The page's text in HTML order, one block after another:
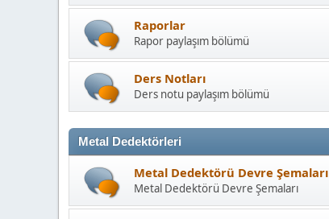
Raporlar
Rapor paylaşım bölümü
Ders Notları
Ders notu paylaşım bölümü
Metal Dedektörleri
Metal Dedektörü Devre Şemaları
Metal Dedektörü Devre Şemaları